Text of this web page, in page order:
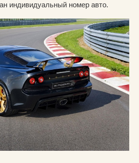
индивидуальный номер авто.